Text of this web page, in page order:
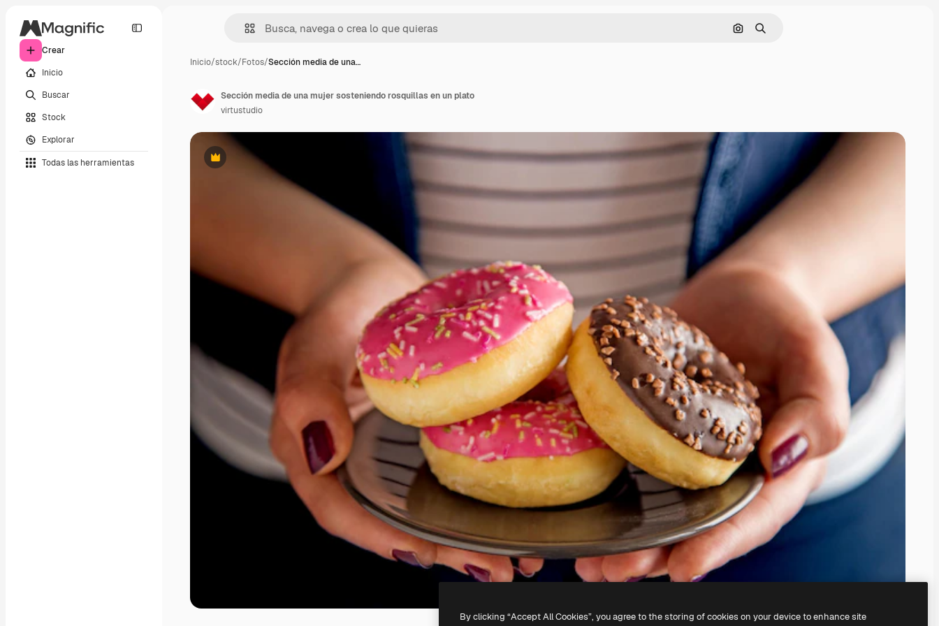
Crear
Inicio
Buscar
Stock
Explorar
Todas las herramientas
Buscar por imagen
Buscar
Inicio/stock/Fotos/Sección media de una…
Premium
Sección media de una mujer sosteniendo rosquillas en un plato
virtustudio
By clicking “Accept All Cookies”, you agree to the storing of cookies on your device to enhance site